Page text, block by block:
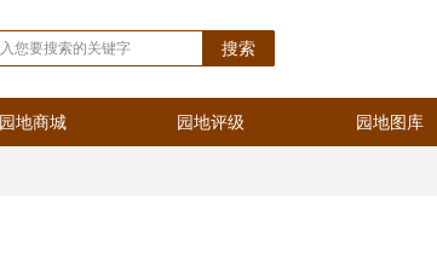
搜索
园地商城 园地评级 园地图库